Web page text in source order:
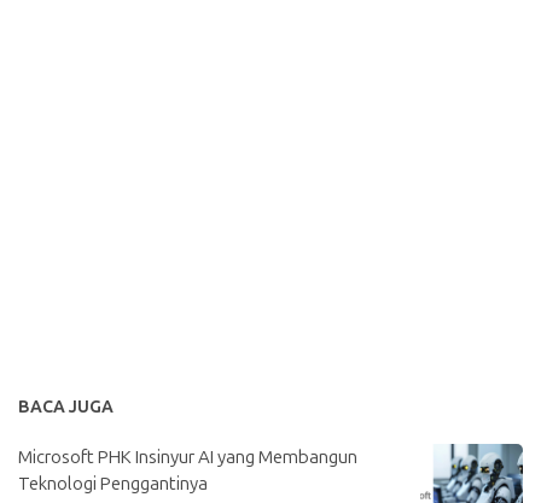
BACA JUGA
Microsoft PHK Insinyur AI yang Membangun
Teknologi Penggantinya